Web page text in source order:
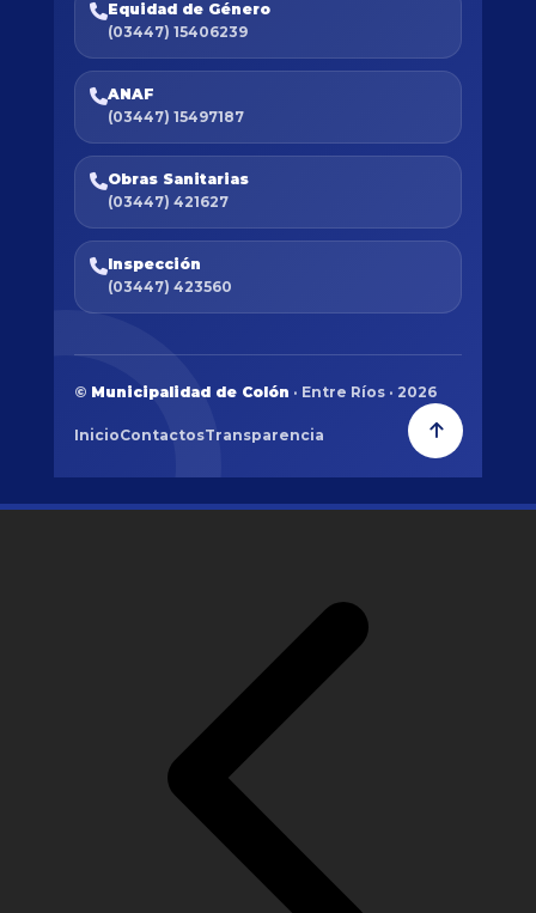
Equidad de Género
(03447) 15406239
ANAF
(03447) 15497187
Obras Sanitarias
(03447) 421627
Inspección
(03447) 423560
© Municipalidad de Colón · Entre Ríos · 2026
InicioContactosTransparencia